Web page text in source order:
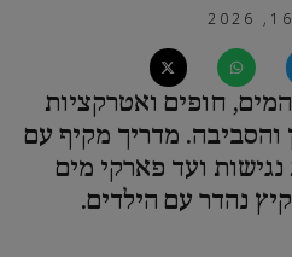
חופים ואטרקציות
והסביבה. מדריך מקיף עם
ועד פארקי מים
נהדר עם הילדים.